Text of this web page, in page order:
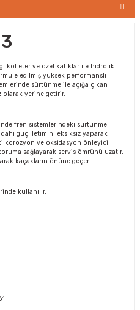
eter ve özel katıklar ile hidrolik
edilmiş yüksek performanslı
sürtünme ile açığa çıkan
olarak yerine getirir.
fren sistemlerindeki sürtünme
dahi güç iletimini eksiksiz yaparak
korozyon ve oksidasyon önleyici
sağlayarak servis ömrünü uzatır.
kaçakların önüne geçer.
kullanılır.